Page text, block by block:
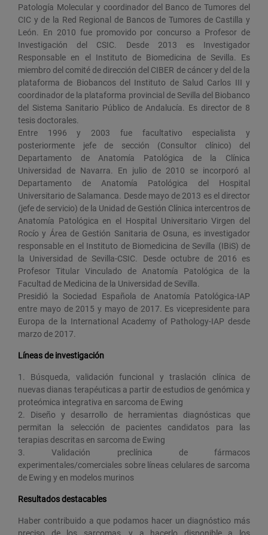
Patología Molecular y coordinador del Banco de Tumores del
CIC y de la Red Regional de Bancos de Tumores de Castilla y
León.​ En 2010 fue promovido por concurso a Profesor de
Investigación del CSIC. Desde 2013 es Investigador
Responsable en el Instituto de Biomedicina de Sevilla. Es
miembro del comité de dirección del CIBER de cáncer y del de la
plataforma de Biobancos del Instituto de Salud Carlos III y
coordinador de la plataforma provincial de Sevilla del Biobanco
del Sistema Sanitario Público de Andalucía.​ Es director de 8
tesis doctorales.
Entre 1996 y 2003 fue facultativo especialista y
posteriormente jefe de sección (Consultor clínico) del
Departamento de Anatomía Patológica de la Clínica
Universidad de Navarra. En julio de 2010 se incorporó al
Departamento de Anatomía Patológica del Hospital
Universitario de Salamanca. Desde mayo de 2013 es el director
(jefe de servicio) de la Unidad de Gestión Clínica intercentros de
Anatomía Patológica en el Hospital Universitario Virgen del
Rocío y Área de Gestión Sanitaria de Osuna, es investigador
responsable en el Instituto de Biomedicina de Sevilla (IBiS) de
la Universidad de Sevilla-CSIC. Desde octubre de 2016 es
Profesor Titular Vinculado de Anatomía Patológica de la
Facultad de Medicina de la Universidad de Sevilla.
Presidió la Sociedad Española de Anatomía Patológica-IAP
entre mayo de 2015 y mayo de 2017. Es vicepresidente para
Europa de la International Academy of Pathology-IAP desde
marzo de 2017.
Líneas de investigación
1. Búsqueda, validación funcional y traslación clínica de
nuevas dianas terapéuticas a partir de estudios de genómica y
proteómica integrativa en sarcoma de Ewing
2. Diseño y desarrollo de herramientas diagnósticas que
permitan la selección de pacientes candidatos para las
terapias descritas en sarcoma de Ewing
3. Validación preclínica de fármacos
experimentales/comerciales sobre líneas celulares de sarcoma
de Ewing y en modelos murinos
Resultados destacables
Haber contribuido a que podamos hacer un diagnóstico más